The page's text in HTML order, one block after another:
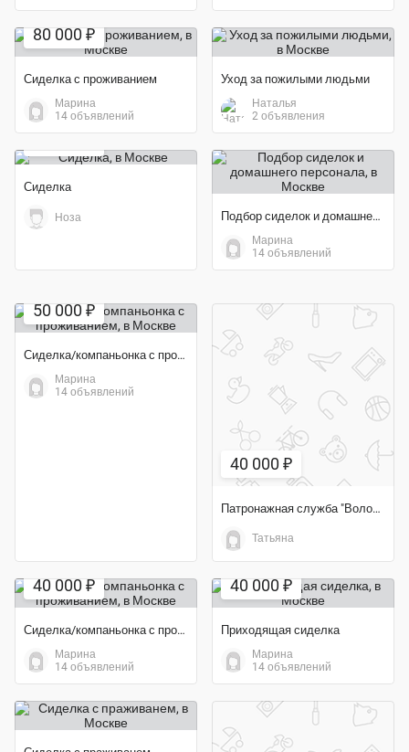
80 000 ₽
Сиделка с проживанием
Марина
14 объявлений
Уход за пожилыми людьми
Наталья
2 объявления
Сиделка
Ноза Подбор сиделок и домашнего персонала
Марина
14 объявлений
50 000 ₽
Сиделка/компаньонка с проживанием
Марина
14 объявлений
40 000 ₽
Патронажная служба "Волонтёр"
Татьяна
40 000 ₽
Сиделка/компаньонка с проживанием
Марина
14 объявлений
40 000 ₽
Приходящая сиделка
Марина
14 объявлений